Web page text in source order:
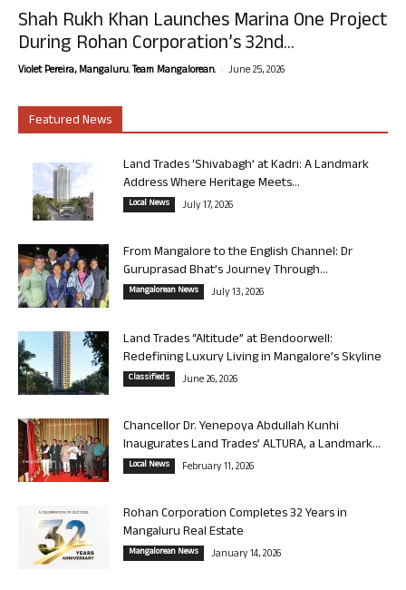
Shah Rukh Khan Launches Marina One Project
During Rohan Corporation’s 32nd...
Violet Pereira, Mangaluru. Team Mangalorean. - June 25, 2026
Featured News
Land Trades ‘Shivabagh’ at Kadri: A Landmark
Address Where Heritage Meets...
Local News July 17, 2026
From Mangalore to the English Channel: Dr
Guruprasad Bhat’s Journey Through...
Mangalorean News July 13, 2026
Land Trades “Altitude” at Bendoorwell:
Redefining Luxury Living in Mangalore’s Skyline
Classifieds June 26, 2026
Chancellor Dr. Yenepoya Abdullah Kunhi
Inaugurates Land Trades’ ALTURA, a Landmark...
Local News February 11, 2026
Rohan Corporation Completes 32 Years in
Mangaluru Real Estate
Mangalorean News January 14, 2026